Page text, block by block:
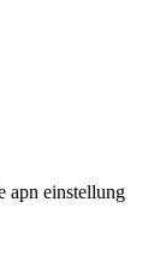
apn einstellung